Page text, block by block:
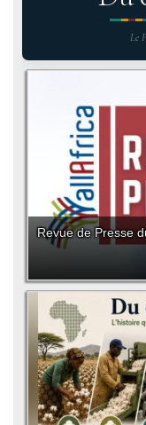
Le
Revue de Presse